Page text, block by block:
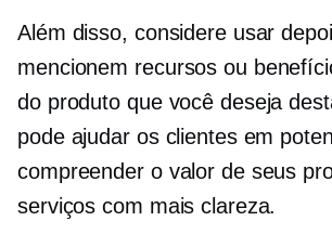
Além disso, considere usar
mencionem recursos ou
do produto que você deseja
pode ajudar os clientes em
compreender o valor de seus
serviços com mais clareza.